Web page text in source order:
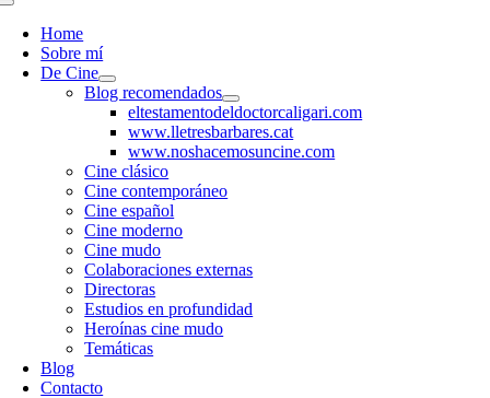
Toggle
NavigationHome
Sobre mí
De Cine
Blog recomendados
eltestamentodeldoctorcaligari.com
www.lletresbarbares.cat
www.noshacemosuncine.com
Cine clásico
Cine contemporáneo
Cine español
Cine moderno
Cine mudo
Colaboraciones externas
Directoras
Estudios en profundidad
Heroínas cine mudo
Temáticas
Blog
Contacto